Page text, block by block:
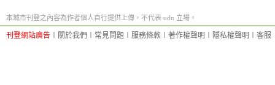
本城市刊登之內容為作者個人自行提供上傳，不代表 udn 立場。
刊登網站廣告 關於我們 常見問題 服務條款 著作權聲明 隱私權聲明 客服